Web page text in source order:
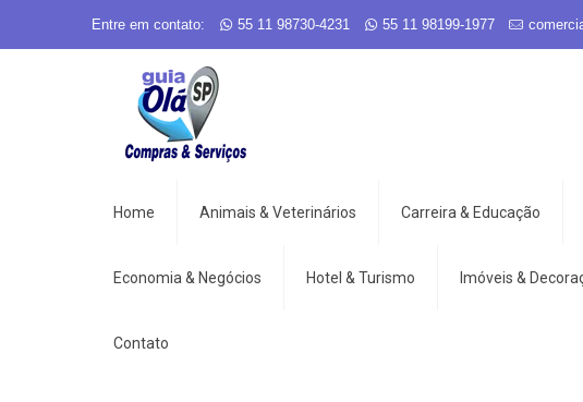
Entre em contato: 55 11 98730-4231 55 11 98199-1977
Home Animais & Veterinários Carreira & Educação
Economia & Negócios Hotel & Turismo Imóveis &
Contato